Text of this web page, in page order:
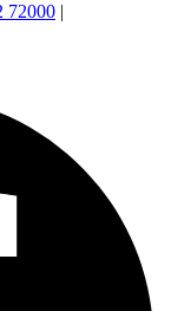
72000 |